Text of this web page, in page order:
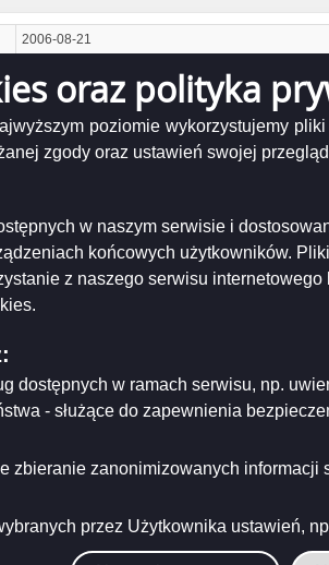
oraz polityka
poziomie wykorzystujemy
zgody oraz ustawień swojej
w naszym serwisie i
końcowych użytkowników.
z naszego serwisu
dostępnych w ramach serwisu, np.
- służące do zapewnienia
zbieranie zanonimizowanych
przez Użytkownika ustawień,
2006-08-21
42/06
posiedzenia Komisji Spraw Społecznych i
16:10 w sali nr 146 Urzędu Miejskiego, ul.
załącznika
42_kssib
Biuro Rady Miejskiej
odpowiadający:
Radosław Jabłoński
Radosław Jabłoński
strony